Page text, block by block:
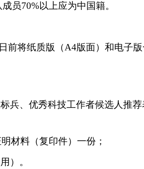
员70%以上应为中国籍。
日前将纸质版（A4版面）和电子
兵、优秀科技工作者候选人推
材料（复印件）一份；
）。